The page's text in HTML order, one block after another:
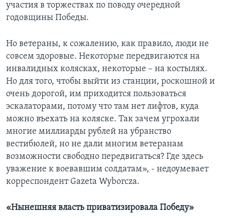
участия в торжествах по поводу очередной
годовщины Победы.
Но ветераны, к сожалению, как правило, люди не
совсем здоровые. Некоторые передвигаются на
инвалидных колясках, некоторые – на костылях.
Но для того, чтобы выйти из станции, роскошной и
очень дорогой, им приходится пользоваться
эскалаторами, потому что там нет лифтов, куда
можно въехать на коляске. Так зачем угрохали
многие миллиарды рублей на убранство
вестибюлей, но не дали многим ветеранам
возможности свободно передвигаться? Где здесь
уважение к воевавшим солдатам», - недоумевает
корреспондент Gazeta Wyborcza.
«Нынешняя власть приватизировала Победу»